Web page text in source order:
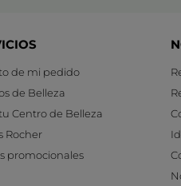
de mi pedido
de Belleza
Centro de Belleza
Rocher
promocionales